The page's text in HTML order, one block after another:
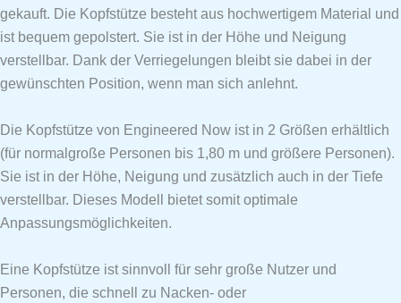
gekauft. Die Kopfstütze besteht aus hochwertigem Material und
ist bequem gepolstert. Sie ist in der Höhe und Neigung
verstellbar. Dank der Verriegelungen bleibt sie dabei in der
gewünschten Position, wenn man sich anlehnt.
Die Kopfstütze von Engineered Now ist in 2 Größen erhältlich
(für normalgroße Personen bis 1,80 m und größere Personen).
Sie ist in der Höhe, Neigung und zusätzlich auch in der Tiefe
verstellbar. Dieses Modell bietet somit optimale
Anpassungsmöglichkeiten.
Eine Kopfstütze ist sinnvoll für sehr große Nutzer und
Personen, die schnell zu Nacken- oder